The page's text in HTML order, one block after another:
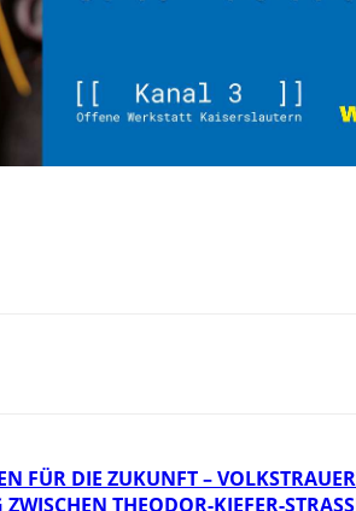
FÜR DIE ZUKUNFT –
THEODOR-KIEFER-